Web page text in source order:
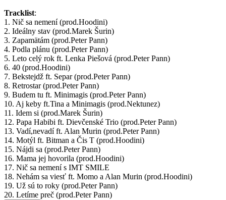
Tracklist:
1. Nič sa nemení (prod.Hoodini)
2. Ideálny stav (prod.Marek Šurin)
3. Zapamätám (prod.Peter Pann)
4. Podla plánu (prod.Peter Pann)
5. Leto celý rok ft. Lenka Piešová (prod.Peter Pann)
6. 40 (prod.Hoodini)
7. Bekstejdž ft. Separ (prod.Peter Pann)
8. Retrostar (prod.Peter Pann)
9. Budem tu ft. Minimagis (prod.Peter Pann)
10. Aj keby ft.Tina a Minimagis (prod.Nektunez)
11. Idem si (prod.Marek Šurin)
12. Papa Habibi ft. Dievčenské Trio (prod.Peter Pann)
13. Vadí,nevadí ft. Alan Murin (prod.Peter Pann)
14. Motýl ft. Bitman a Čis T (prod.Hoodini)
15. Nájdi sa (prod.Peter Pann)
16. Mama jej hovorila (prod.Hoodini)
17. Nič sa nemení s IMT SMILE
18. Nehám sa viesť ft. Momo a Alan Murin (prod.Hoodini)
19. Už sú to roky (prod.Peter Pann)
20. Letíme preč (prod.Peter Pann)